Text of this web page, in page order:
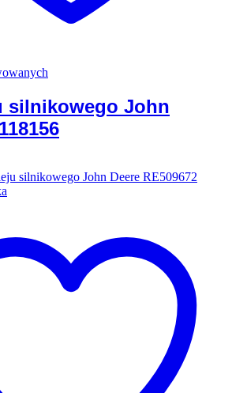
silnikowego John